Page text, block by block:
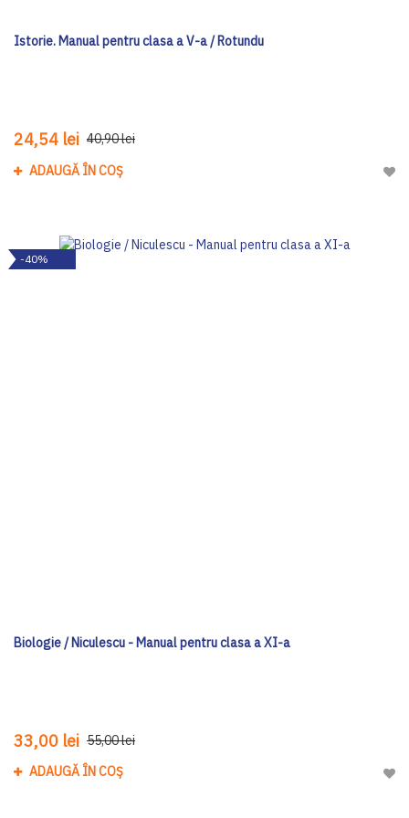
Istorie. Manual pentru clasa a V-a / Rotundu
24,54 lei 40,90 lei
ADAUGĂ ÎN COȘ
-40%
Biologie / Niculescu - Manual pentru clasa a XI-a
33,00 lei 55,00 lei
ADAUGĂ ÎN COȘ